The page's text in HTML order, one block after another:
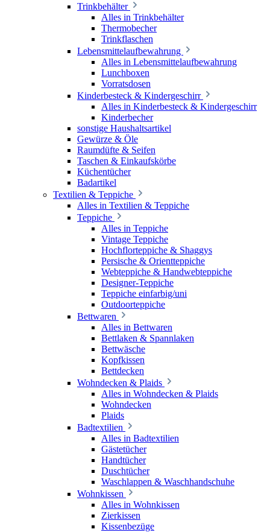
Trinkbehälter
Alles in Trinkbehälter
Thermobecher
Trinkflaschen
Lebensmittelaufbewahrung
Alles in Lebensmittelaufbewahrung
Lunchboxen
Vorratsdosen
Kinderbesteck & Kindergeschirr
Alles in Kinderbesteck & Kindergeschirr
Kinderbecher
sonstige Haushaltsartikel
Gewürze & Öle
Raumdüfte & Seifen
Taschen & Einkaufskörbe
Küchentücher
Badartikel
Textilien & Teppiche
Alles in Textilien & Teppiche
Teppiche
Alles in Teppiche
Vintage Teppiche
Hochflorteppiche & Shaggys
Persische & Orientteppiche
Webteppiche & Handwebteppiche
Designer-Teppiche
Teppiche einfarbig/uni
Outdoorteppiche
Bettwaren
Alles in Bettwaren
Bettlaken & Spannlaken
Bettwäsche
Kopfkissen
Bettdecken
Wohndecken & Plaids
Alles in Wohndecken & Plaids
Wohndecken
Plaids
Badtextilien
Alles in Badtextilien
Gästetücher
Handtücher
Duschtücher
Waschlappen & Waschhandschuhe
Wohnkissen
Alles in Wohnkissen
Zierkissen
Kissenbezüge